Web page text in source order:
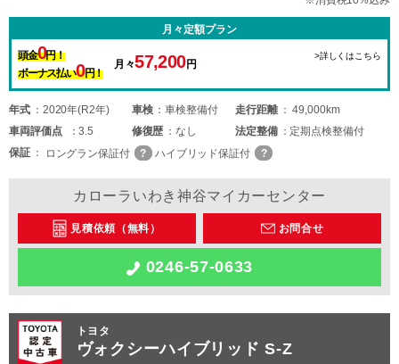
月々定額プラン
頭金0円！
ボーナス払い0円！
月々57,200円
>詳しくはこちら
年式 2020年(R2年) 車検 車検整備付 走行距離
49,000km
車両評価点 3.5 修復歴 なし 法定整備
定期点検整備付
保証
ロングラン保証付 ハイブリッド保証付
カローラいわき神谷マイカーセンター
見積依頼（無料） お問合せ
0246-57-0633
トヨタ
ヴォクシーハイブリッド S-Z